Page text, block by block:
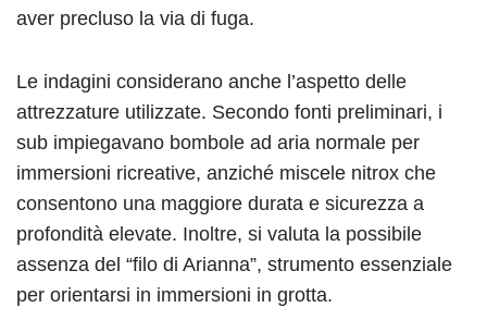
aver precluso la via di fuga.
Le indagini considerano anche l’aspetto delle
attrezzature utilizzate. Secondo fonti preliminari, i
sub impiegavano bombole ad aria normale per
immersioni ricreative, anziché miscele nitrox che
consentono una maggiore durata e sicurezza a
profondità elevate. Inoltre, si valuta la possibile
assenza del “filo di Arianna”, strumento essenziale
per orientarsi in immersioni in grotta.